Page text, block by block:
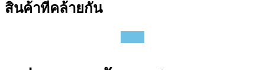
สินค้าที่คล้ายกัน